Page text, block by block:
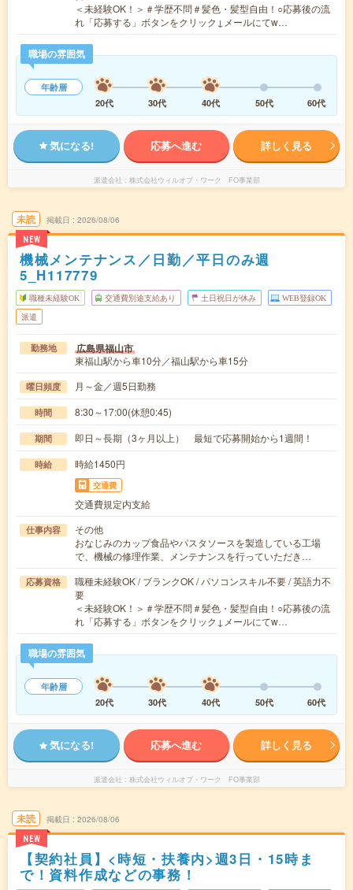
＜未経験OK！＞＃学歴不問＃髪色・髪型自由！○応募後の流
れ「応募する」ボタンをクリック↓メールにてw…
職場の雰囲気
年齢層
20代
30代 40代 50代 60代
気になる! 応募へ進む 詳しく見る
派遣会社 株式会社ウィルオブ・ワーク FO事業部
未読
NEW
掲載日 2026/08/06
機械メンテナンス／日勤／平日のみ週
5_H117779
職種未経験OK 交通費別途支給あり 土日祝日が休み WEB登録OK
派遣
勤務地 広島県福山市
東福山駅から車10分／福山駅から車15分
曜日頻度 月～金／週5日勤務
時間 8:30～17:00(休憩0:45)
期間 即日～長期（3ヶ月以上） 最短で応募開始から1週間！
時給 時給1450円
交通費
交通費規定内支給
仕事内容
その他
おなじみのカップ食品やパスタソースを製造している工場
で、機械の修理作業、メンテナンスを行っていただき…
応募資格
職種未経験OK / ブランクOK / パソコンスキル不要 / 英語力不
要
＜未経験OK！＞＃学歴不問＃髪色・髪型自由！○応募後の流
れ「応募する」ボタンをクリック↓メールにてw…
職場の雰囲気
年齢層
20代
30代 40代 50代 60代
気になる! 応募へ進む 詳しく見る
派遣会社 株式会社ウィルオブ・ワーク FO事業部
未読
NEW
掲載日 2026/08/06
【契約社員】<時短・扶養内>週3日・15時ま
で！資料作成などの事務！